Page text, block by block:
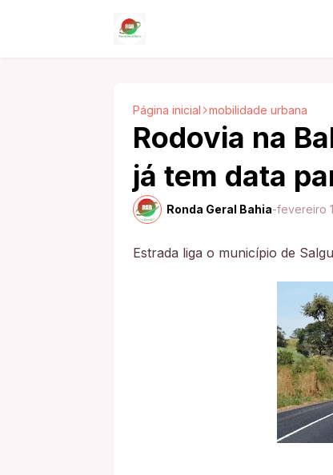
Página inicial mobilidade urbana
Rodovia na
já tem data
Ronda Geral Bahia-fevereiro
Estrada liga o município de